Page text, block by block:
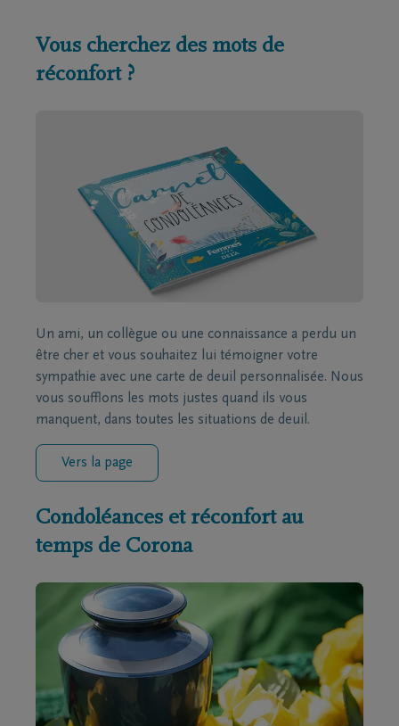
Vous cherchez des mots de
réconfort ?
Un ami, un collègue ou une connaissance a perdu un
être cher et vous souhaitez lui témoigner votre
sympathie avec une carte de deuil personnalisée. Nous
vous soufflons les mots justes quand ils vous
manquent, dans toutes les situations de deuil.
Vers la page
Condoléances et réconfort au
temps de Corona